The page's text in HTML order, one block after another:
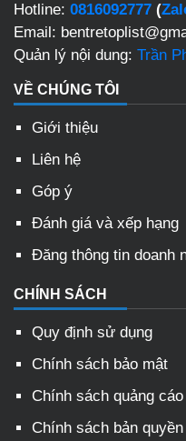
Hotline: 0816092777 (
Email:
Quản lý nội dung: Trần
VỀ CHÚNG TÔI
Giới thiệu
Liên hệ
Góp ý
Đánh giá và xếp hạng
Đăng thông tin doanh
CHÍNH SÁCH
Quy định sử dụng
Chính sách bảo mật
Chính sách quảng cáo
Chính sách bản